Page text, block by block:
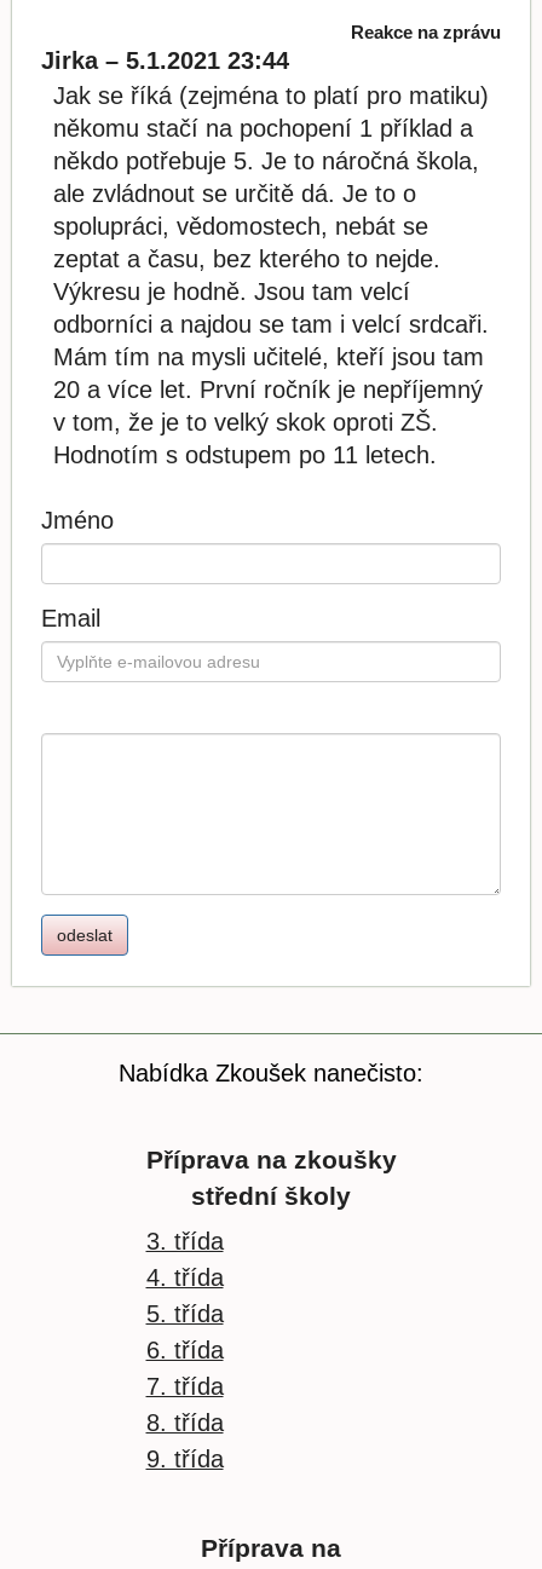
Reakce na zprávu
Jirka – 5.1.2021 23:44
Jak se říká (zejména to platí pro matiku)
někomu stačí na pochopení 1 příklad a
někdo potřebuje 5. Je to náročná škola,
ale zvládnout se určitě dá. Je to o
spolupráci, vědomostech, nebát se
zeptat a času, bez kterého to nejde.
Výkresu je hodně. Jsou tam velcí
odborníci a najdou se tam i velcí srdcaři.
Mám tím na mysli učitelé, kteří jsou tam
20 a více let. První ročník je nepříjemný
v tom, že je to velký skok oproti ZŠ.
Hodnotím s odstupem po 11 letech.
Jméno
Email
Nabídka Zkoušek nanečisto:
Příprava na zkoušky
střední školy
3. třída
4. třída
5. třída
6. třída
7. třída
8. třída
9. třída
Příprava na